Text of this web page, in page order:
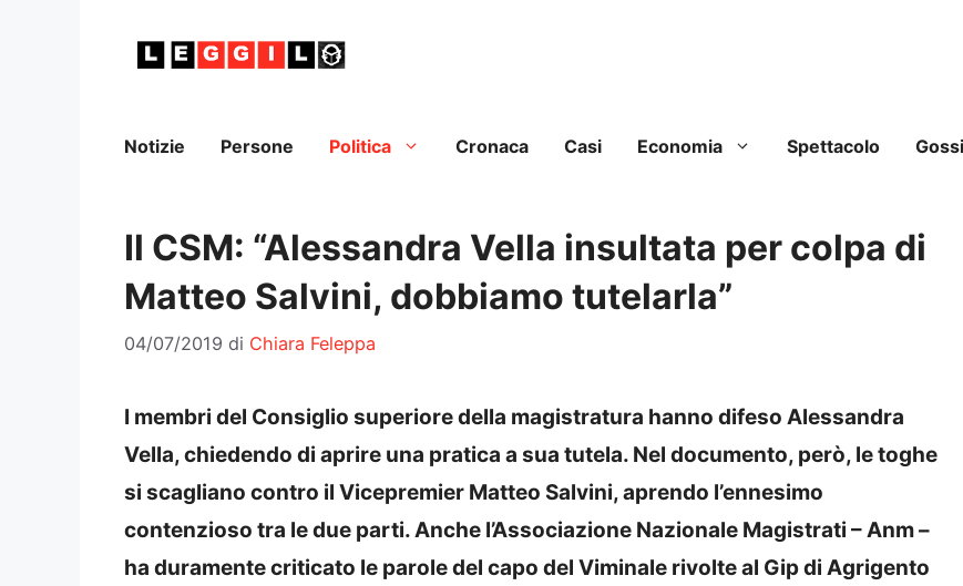
Notizie Persone Politica Cronaca Casi Economia Spettacolo
Il CSM: “Alessandra Vella insultata per colpa di
Matteo Salvini, dobbiamo tutelarla”
04/07/2019 di Chiara Feleppa
I membri del Consiglio superiore della magistratura hanno difeso Alessandra
Vella, chiedendo di aprire una pratica a sua tutela. Nel documento, però, le toghe
si scagliano contro il Vicepremier Matteo Salvini, aprendo l’ennesimo
contenzioso tra le due parti. Anche l’Associazione Nazionale Magistrati – Anm –
ha duramente criticato le parole del capo del Viminale rivolte al Gip di Agrigento